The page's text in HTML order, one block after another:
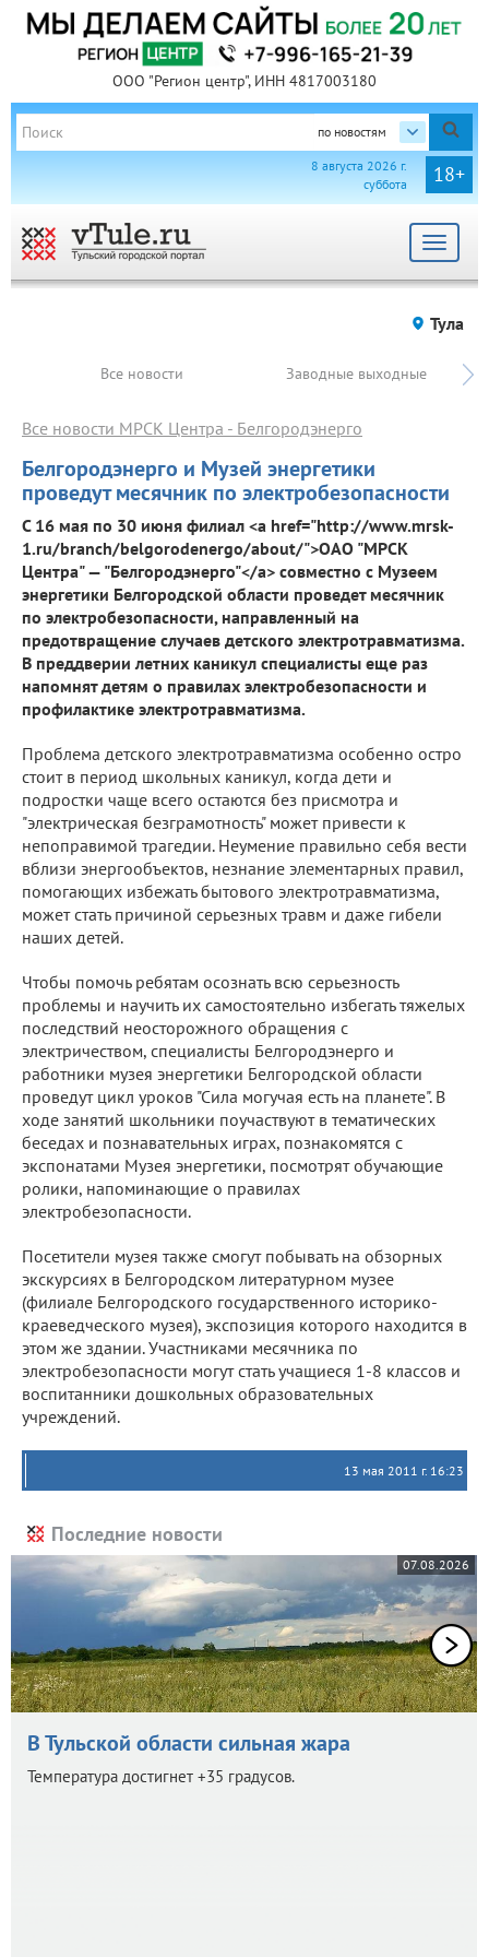
ООО "Регион центр", ИНН 4817003180
по новостям
18+
8 августа 2026 г.
суббота
Toggle
Тула
Все новости Заводные выходные
Белгородэнерго и Музей энергетики
проведут месячник по электробезопасности
Все новости МРСК Центра - Белгородэнерго
C 16 мая по 30 июня филиал <a href="http://www.mrsk-
1.ru/branch/belgorodenergo/about/">ОАО "МРСК
Центра" — "Белгородэнерго"</a> совместно с Музеем
энергетики Белгородской области проведет месячник
по электробезопасности, направленный на
предотвращение случаев детского электротравматизма.
В преддверии летних каникул специалисты еще раз
напомнят детям о правилах электробезопасности и
профилактике электротравматизма.
Проблема детского электротравматизма особенно остро
стоит в период школьных каникул, когда дети и
подростки чаще всего остаются без присмотра и
"электрическая безграмотность" может привести к
непоправимой трагедии. Неумение правильно себя вести
вблизи энергообъектов, незнание элементарных правил,
помогающих избежать бытового электротравматизма,
может стать причиной серьезных травм и даже гибели
наших детей.
Чтобы помочь ребятам осознать всю серьезность
проблемы и научить их самостоятельно избегать тяжелых
последствий неосторожного обращения с
электричеством, специалисты Белгородэнерго и
работники музея энергетики Белгородской области
проведут цикл уроков "Сила могучая есть на планете". В
ходе занятий школьники поучаствуют в тематических
беседах и познавательных играх, познакомятся с
экспонатами Музея энергетики, посмотрят обучающие
ролики, напоминающие о правилах
электробезопасности.
Посетители музея также смогут побывать на обзорных
экскурсиях в Белгородском литературном музее
(филиале Белгородского государственного историко-
краеведческого музея), экспозиция которого находится в
этом же здании. Участниками месячника по
электробезопасности могут стать учащиеся 1-8 классов и
воспитанники дошкольных образовательных
учреждений.
13 мая 2011 г. 16:23
Последние новости
07.08.2026
В Тульской области сильная жара
Температура достигнет +35 градусов.